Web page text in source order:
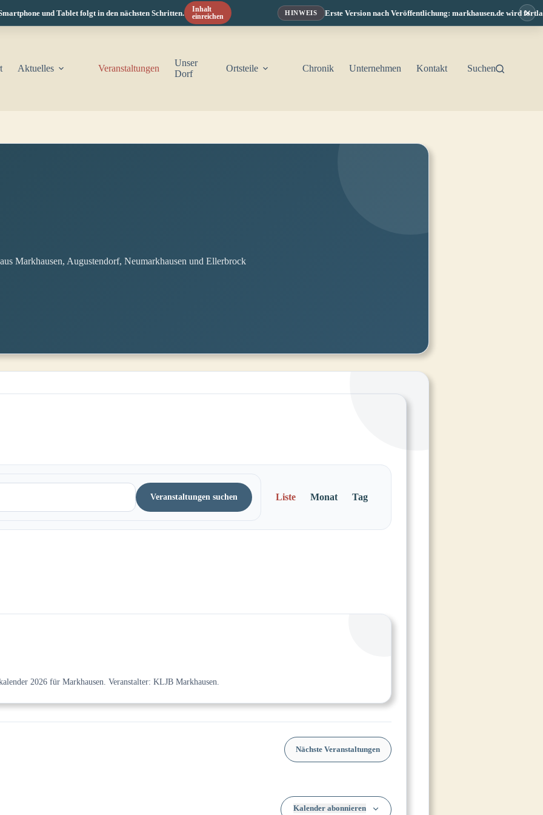
und Tablet folgt in den nächsten Schritten.
Inhalt
einreichen
HINWEIS Erste Version nach Veröffentlichung: markhausen.de wird ×
Aktuelles Veranstaltungen
Unser
Dorf
Ortsteile Chronik Unternehmen Kontakt Suchen
Markhausen, Augustendorf, Neumarkhausen und Ellerbrock
Veranstaltungen suchen
Navigation
Liste Monat Tag
2026 für Markhausen. Veranstalter: KLJB Markhausen.
NächsteVeranstaltungen
Kalender abonnieren